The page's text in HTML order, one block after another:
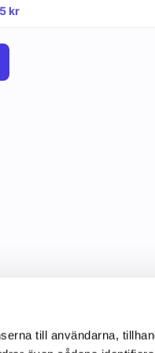
till användarna,
kr